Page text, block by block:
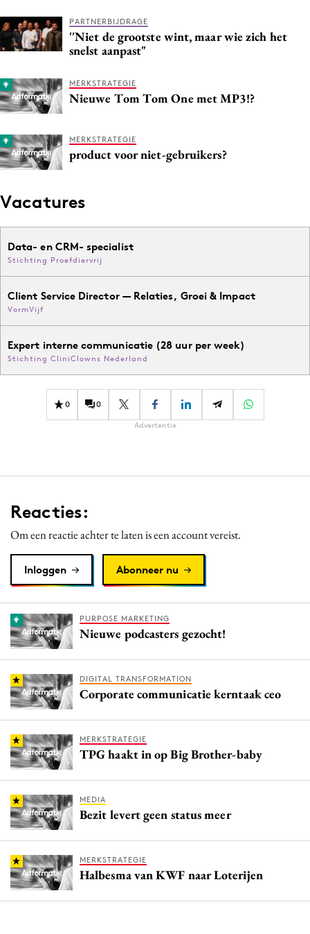
Gedragsverandering
Influencer marketing
Martech
Media
Merkstrategie
PR
Purpose Marketing
PARTNERBIJDRAGE
''Niet de grootste wint, maar wie zich het
snelst aanpast"
MERKSTRATEGIE
Nieuwe Tom Tom One met MP3!?
MERKSTRATEGIE
product voor niet-gebruikers?
Vacatures
Data- en CRM- specialist
Stichting Proefdiervrij
Client Service Director — Relaties, Groei & Impact
VormVijf
Expert interne communicatie (28 uur per week)
Stichting CliniClowns Nederland
0 0
Advertentie
Reacties:
Om een reactie achter te laten is een account vereist.
Inloggen Abonneer nu
PURPOSE MARKETING
Nieuwe podcasters gezocht!
DIGITAL TRANSFORMATION
Corporate communicatie kerntaak ceo
MERKSTRATEGIE
TPG haakt in op Big Brother-baby
MEDIA
Bezit levert geen status meer
MERKSTRATEGIE
Halbesma van KWF naar Loterijen